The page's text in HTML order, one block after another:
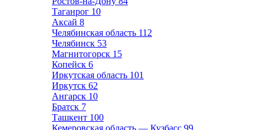
Таганрог 10
Аксай 8
Челябинская область 112
Челябинск 53
Магнитогорск 15
Копейск 6
Иркутская область 101
Иркутск 62
Ангарск 10
Братск 7
Ташкент 100
Кемеровская область — Кузбасс 99